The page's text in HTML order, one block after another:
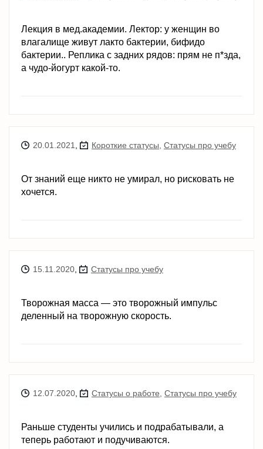
Лекция в мед.академии. Лектор: у женщин во
влагалище живут лакто бактерии, бифидо
бактерии.. Реплика с задних рядов: прям не п*зда,
а чудо-йогурт какой-то.
20.01.2021 Короткие статусы Статусы про учебу
От знаний еще никто не умирал, но рисковать не
хочется.
15.11.2020 Статусы про учебу
Творожная масса — это творожный импульс
деленный на творожную скорость.
12.07.2020 Статусы о работе Статусы про учебу
Раньше студенты учились и подрабатывали, а
теперь работают и подучиваются.